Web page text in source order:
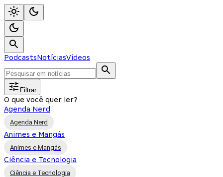
PodcastsNotíciasVídeos
Filtrar
O que você quer ler?
Agenda Nerd
Agenda Nerd
Animes e Mangás
Animes e Mangás
Ciência e Tecnologia
Ciência e Tecnologia